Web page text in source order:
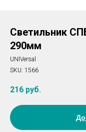
Светильник
290мм
UNIVersal
SKU: 1566
216 руб.